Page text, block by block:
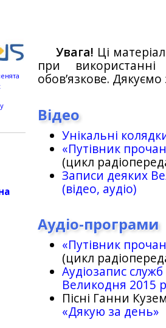
Увага! Ці
при
обов’язкове.
Відео
Унікальні
«Путівник
(цикл
Записи деяких
(відео, аудіо)
Аудіо-програми
«Путівник
(цикл
Аудіозапис
Великодня 2015
Пісні Ганни
«Дякую за день»